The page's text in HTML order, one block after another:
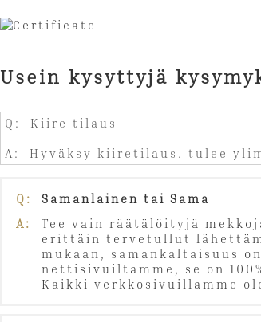
Usein kysyttyjä
Q: Kiire tilaus
A: Hyväksy kiiretilaus. tulee
Q:
Samanlainen tai Sama
A:
Tee vain räätälöityjä
erittäin tervetullut
mukaan, samankaltaisuus
nettisivuiltamme, se on
Kaikki verkkosivuillamme